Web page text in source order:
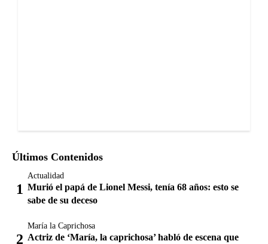
Últimos Contenidos
Actualidad
Murió el papá de Lionel Messi, tenía 68 años: esto se
sabe de su deceso
María la Caprichosa
Actriz de ‘María, la caprichosa’ habló de escena que